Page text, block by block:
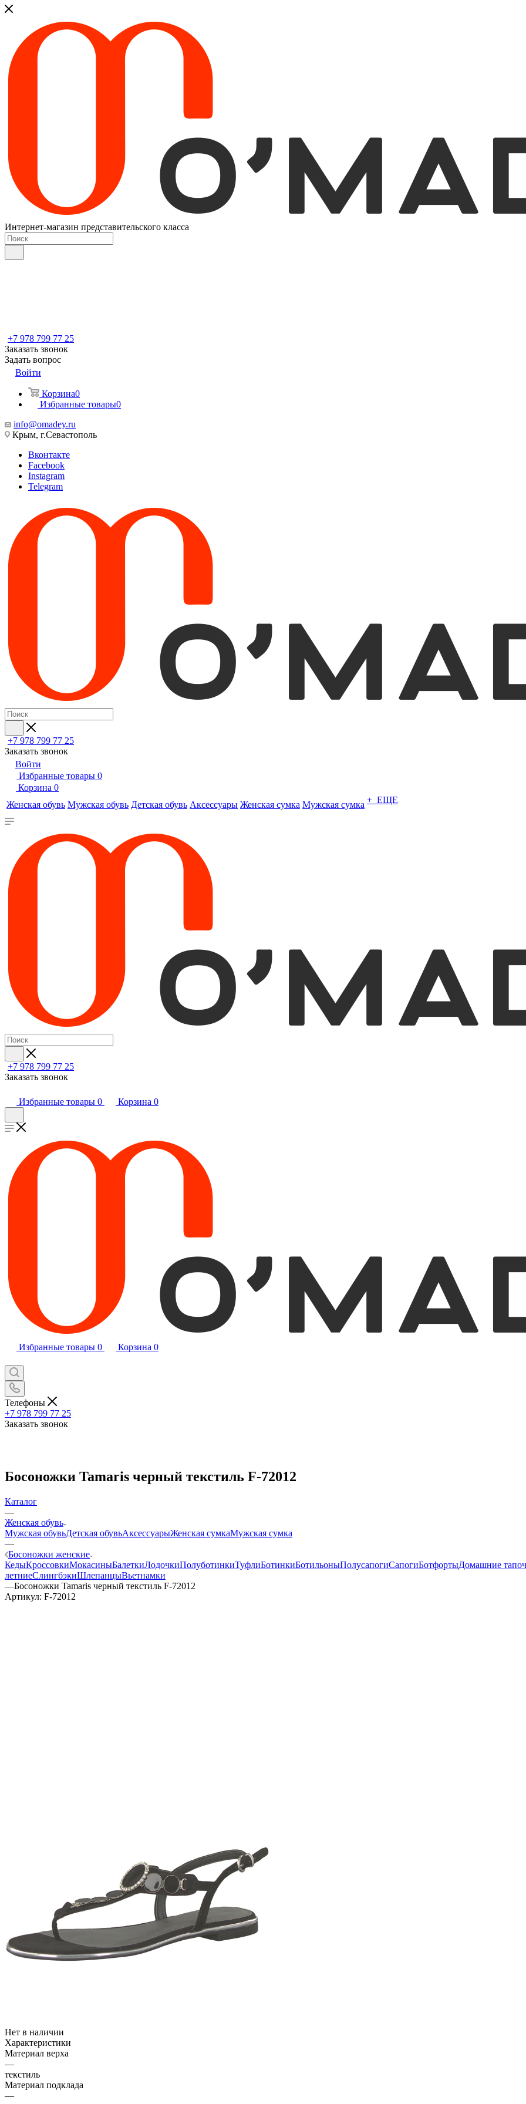
Интернет-магазин представительского класса
+7 978 799 77 25
Заказать звонок
Задать вопрос
Войти
Корзина0
Избранные товары0
info@omadey.ru
Крым, г.Севастополь
Вконтакте
Facebook
Instagram
Telegram
+7 978 799 77 25
Заказать звонок
Войти
Избранные товары 0
Корзина 0
Женская обувь Мужская обувь Детская обувь Аксессуары Женская сумка Мужская сумка + ЕЩЕ
+7 978 799 77 25
Заказать звонок
Избранные товары 0 Корзина 0
Избранные товары 0 Корзина 0
Телефоны
+7 978 799 77 25
Заказать звонок
Босоножки Tamaris черный текстиль F-72012
Каталог
—
Женская обувь
Мужская обувьДетская обувьАксессуарыЖенская сумкаМужская сумка
—
Босоножки женские
КедыКроссовкиМокасиныБалеткиЛодочкиПолуботинкиТуфлиБотинкиБотильоныПолусапогиСапогиБотфортыДомашние
летниеСлингбэкиШлепанцыВьетнамки
—Босоножки Tamaris черный текстиль F-72012
Артикул: F-72012
Нет в наличии
Характеристики
Материал верха
—
текстиль
Материал подклада
—